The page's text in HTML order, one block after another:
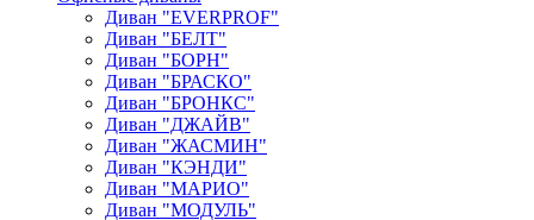
Диван "EVERPROF"
Диван "БЕЛТ"
Диван "БОРН"
Диван "БРАСКО"
Диван "БРОНКС"
Диван "ДЖАЙВ"
Диван "ЖАСМИН"
Диван "КЭНДИ"
Диван "МАРИО"
Диван "МОДУЛЬ"